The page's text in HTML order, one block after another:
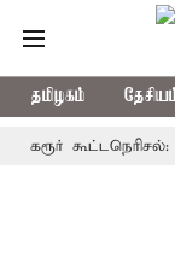
தமிழகம்
கூட்டநெரிசல்: